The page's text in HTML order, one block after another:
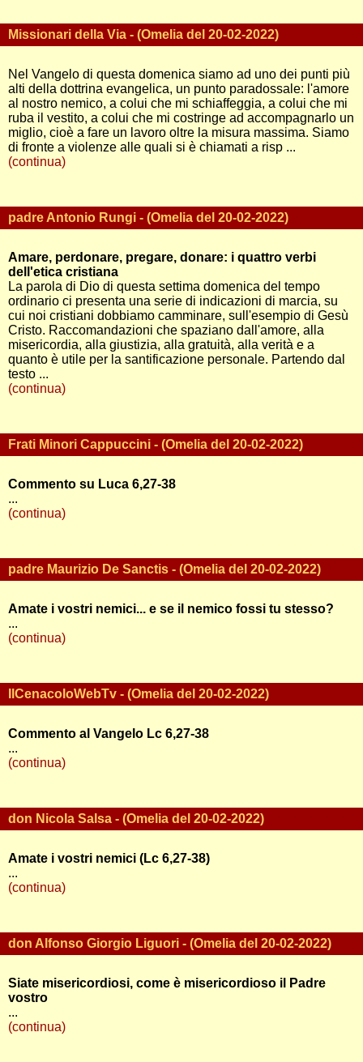
Missionari della Via - (Omelia del 20-02-2022)
Nel Vangelo di questa domenica siamo ad uno dei punti più
alti della dottrina evangelica, un punto paradossale: l'amore
al nostro nemico, a colui che mi schiaffeggia, a colui che mi
ruba il vestito, a colui che mi costringe ad accompagnarlo un
miglio, cioè a fare un lavoro oltre la misura massima. Siamo
di fronte a violenze alle quali si è chiamati a risp ...
(continua)
padre Antonio Rungi - (Omelia del 20-02-2022)
Amare, perdonare, pregare, donare: i quattro verbi
dell'etica cristiana
La parola di Dio di questa settima domenica del tempo
ordinario ci presenta una serie di indicazioni di marcia, su
cui noi cristiani dobbiamo camminare, sull'esempio di Gesù
Cristo. Raccomandazioni che spaziano dall'amore, alla
misericordia, alla giustizia, alla gratuità, alla verità e a
quanto è utile per la santificazione personale. Partendo dal
testo ...
(continua)
Frati Minori Cappuccini - (Omelia del 20-02-2022)
Commento su Luca 6,27-38
...
(continua)
padre Maurizio De Sanctis - (Omelia del 20-02-2022)
Amate i vostri nemici... e se il nemico fossi tu stesso?
...
(continua)
IlCenacoloWebTv - (Omelia del 20-02-2022)
Commento al Vangelo Lc 6,27-38
...
(continua)
don Nicola Salsa - (Omelia del 20-02-2022)
Amate i vostri nemici (Lc 6,27-38)
...
(continua)
don Alfonso Giorgio Liguori - (Omelia del 20-02-2022)
Siate misericordiosi, come è misericordioso il Padre
vostro
...
(continua)